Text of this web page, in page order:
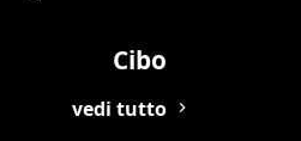
Cibo
vedi tutto